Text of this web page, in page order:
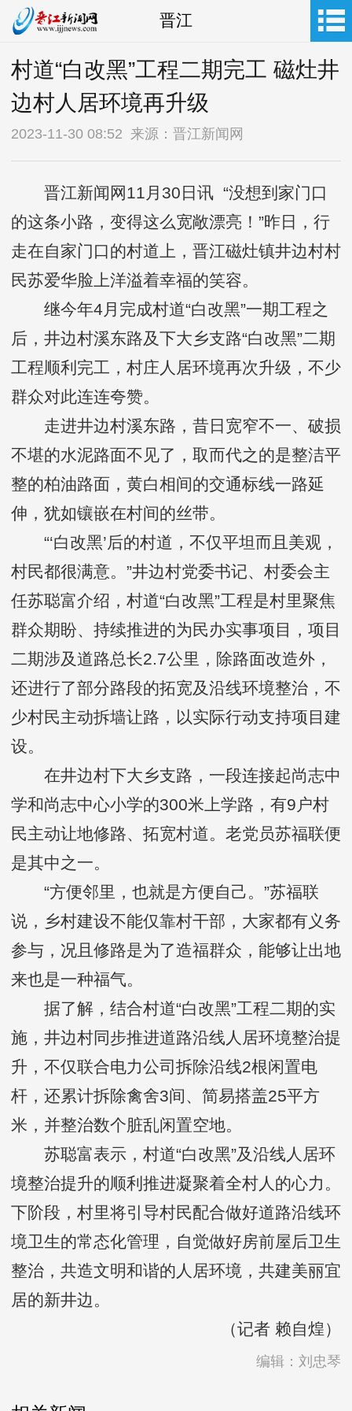
晋江
村道“白改黑”工程二期完工 磁灶井
边村人居环境再升级
2023-11-30 08:52 来源：晋江新闻网
晋江新闻网11月30日讯 “没想到家门口
的这条小路，变得这么宽敞漂亮！”昨日，行
走在自家门口的村道上，晋江磁灶镇井边村村
民苏爱华脸上洋溢着幸福的笑容。
继今年4月完成村道“白改黑”一期工程之
后，井边村溪东路及下大乡支路“白改黑”二期
工程顺利完工，村庄人居环境再次升级，不少
群众对此连连夸赞。
走进井边村溪东路，昔日宽窄不一、破损
不堪的水泥路面不见了，取而代之的是整洁平
整的柏油路面，黄白相间的交通标线一路延
伸，犹如镶嵌在村间的丝带。
“‘白改黑’后的村道，不仅平坦而且美观，
村民都很满意。”井边村党委书记、村委会主
任苏聪富介绍，村道“白改黑”工程是村里聚焦
群众期盼、持续推进的为民办实事项目，项目
二期涉及道路总长2.7公里，除路面改造外，
还进行了部分路段的拓宽及沿线环境整治，不
少村民主动拆墙让路，以实际行动支持项目建
设。
在井边村下大乡支路，一段连接起尚志中
学和尚志中心小学的300米上学路，有9户村
民主动让地修路、拓宽村道。老党员苏福联便
是其中之一。
“方便邻里，也就是方便自己。”苏福联
说，乡村建设不能仅靠村干部，大家都有义务
参与，况且修路是为了造福群众，能够让出地
来也是一种福气。
据了解，结合村道“白改黑”工程二期的实
施，井边村同步推进道路沿线人居环境整治提
升，不仅联合电力公司拆除沿线2根闲置电
杆，还累计拆除禽舍3间、简易搭盖25平方
米，并整治数个脏乱闲置空地。
苏聪富表示，村道“白改黑”及沿线人居环
境整治提升的顺利推进凝聚着全村人的心力。
下阶段，村里将引导村民配合做好道路沿线环
境卫生的常态化管理，自觉做好房前屋后卫生
整治，共造文明和谐的人居环境，共建美丽宜
居的新井边。
（记者 赖自煌）
编辑：刘忠琴